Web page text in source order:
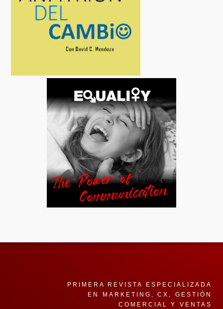
PRIMERA REVISTA ESPECIALIZADA
EN MARKETING, CX, GESTIÓN
COMERCIAL Y VENTAS